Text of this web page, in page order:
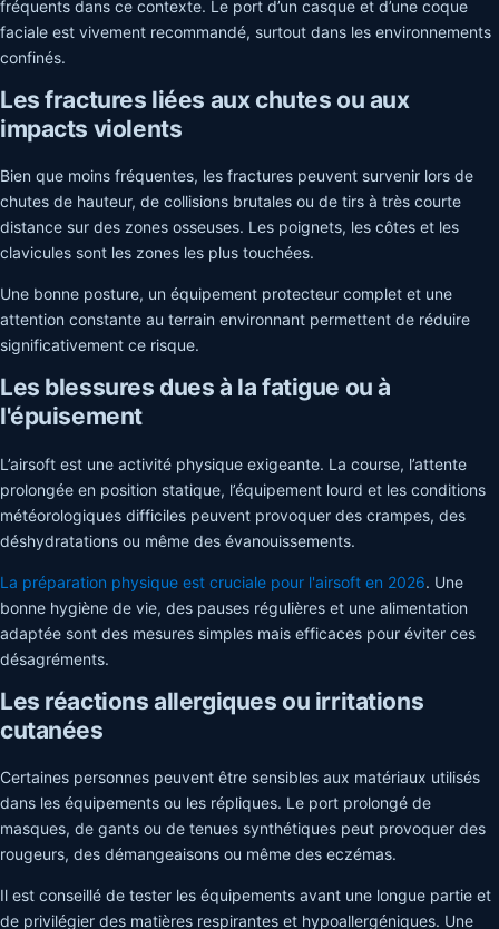
fréquents dans ce contexte. Le port d’un casque et d’une coque
faciale est vivement recommandé, surtout dans les environnements
confinés.
Les fractures liées aux chutes ou aux
impacts violents
Bien que moins fréquentes, les fractures peuvent survenir lors de
chutes de hauteur, de collisions brutales ou de tirs à très courte
distance sur des zones osseuses. Les poignets, les côtes et les
clavicules sont les zones les plus touchées.
Une bonne posture, un équipement protecteur complet et une
attention constante au terrain environnant permettent de réduire
significativement ce risque.
Les blessures dues à la fatigue ou à
l'épuisement
L’airsoft est une activité physique exigeante. La course, l’attente
prolongée en position statique, l’équipement lourd et les conditions
météorologiques difficiles peuvent provoquer des crampes, des
déshydratations ou même des évanouissements.
La préparation physique est cruciale pour l'airsoft en 2026. Une
bonne hygiène de vie, des pauses régulières et une alimentation
adaptée sont des mesures simples mais efficaces pour éviter ces
désagréments.
Les réactions allergiques ou irritations
cutanées
Certaines personnes peuvent être sensibles aux matériaux utilisés
dans les équipements ou les répliques. Le port prolongé de
masques, de gants ou de tenues synthétiques peut provoquer des
rougeurs, des démangeaisons ou même des eczémas.
Il est conseillé de tester les équipements avant une longue partie et
de privilégier des matières respirantes et hypoallergéniques. Une